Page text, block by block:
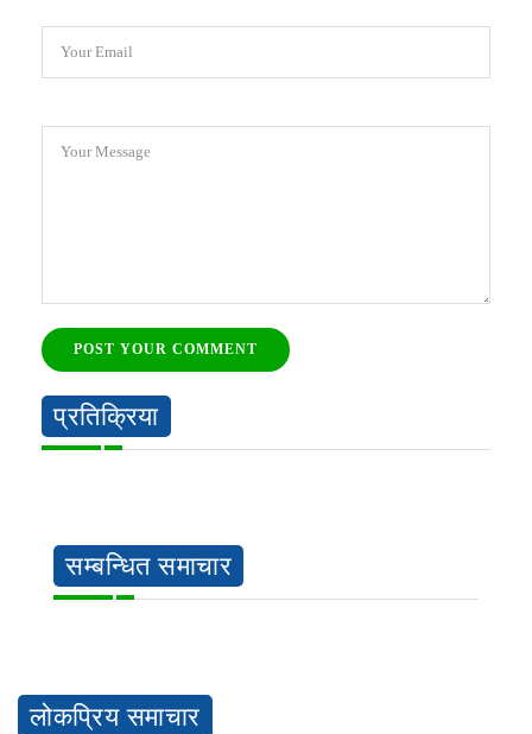
Your Email
Your Message
POST YOUR COMMENT
प्रतिक्रिया
सम्बन्धित समाचार
लोकप्रिय समाचार